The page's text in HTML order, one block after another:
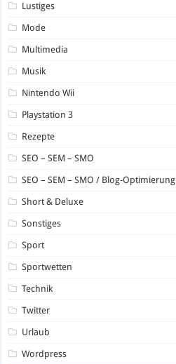
Lustiges
Mode
Multimedia
Musik
Nintendo Wii
Playstation 3
Rezepte
SEO – SEM – SMO
SEO – SEM – SMO / Blog-Optimierung
Short & Deluxe
Sonstiges
Sport
Sportwetten
Technik
Twitter
Urlaub
Wordpress